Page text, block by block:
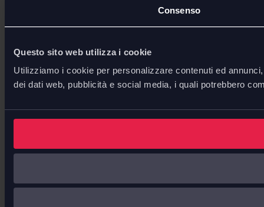
Consenso
Questo sito web utilizza i cookie
Utilizziamo i cookie per personalizzare contenuti ed
dei dati web, pubblicità e social media, i quali potrebbero